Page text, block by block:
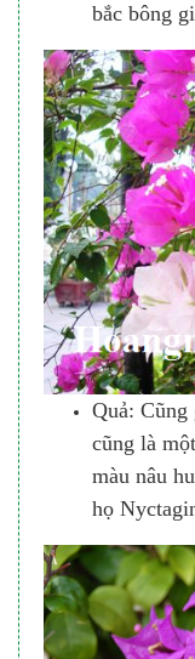
bắc bông
Quả: Cũng
cũng là
màu nâu
họ